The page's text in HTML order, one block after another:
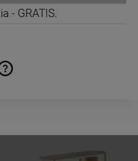
- GRATIS.
kosztów płatności